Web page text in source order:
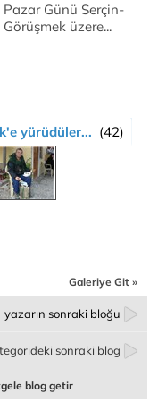
Günü Serçin-
üzere...
yürüdüler... (42)
Galeriye Git »
yazarın sonraki bloğu
sonraki blog
blog getir